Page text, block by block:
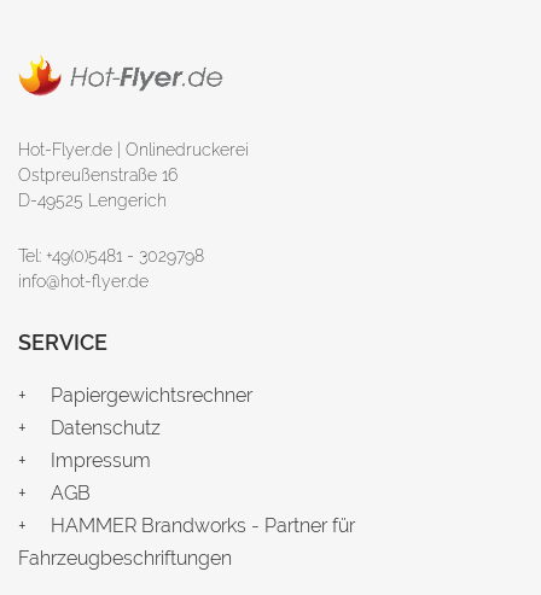
Hot-Flyer.de | Onlinedruckerei
Ostpreußenstraße 16
D-49525 Lengerich
Tel: +49(0)5481 - 3029798
info@hot-flyer.de
SERVICE
Papiergewichtsrechner
Datenschutz
Impressum
AGB
HAMMER Brandworks - Partner für
Fahrzeugbeschriftungen